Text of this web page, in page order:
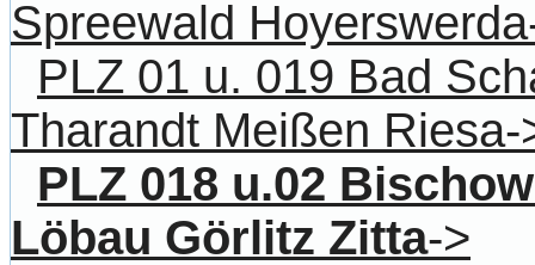
Spreewald
PLZ 01 u. 019 Bad
Tharandt Meißen Riesa-
PLZ 018 u.02
Löbau Görlitz Zitta->